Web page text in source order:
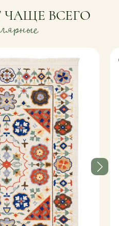
ВСЕГО